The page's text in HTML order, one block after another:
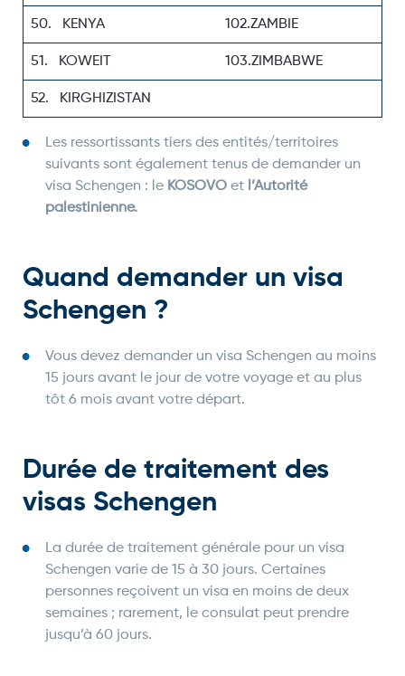
50. KENYA 102.ZAMBIE
51. KOWEIT 103.ZIMBABWE
52. KIRGHIZISTAN
Les ressortissants tiers des entités/territoires
suivants sont également tenus de demander un
visa Schengen : le KOSOVO et l’Autorité
palestinienne.
Quand demander un visa
Schengen ?
Vous devez demander un visa Schengen au moins
15 jours avant le jour de votre voyage et au plus
tôt 6 mois avant votre départ.
Durée de traitement des
visas Schengen
La durée de traitement générale pour un visa
Schengen varie de 15 à 30 jours. Certaines
personnes reçoivent un visa en moins de deux
semaines ; rarement, le consulat peut prendre
jusqu’à 60 jours.